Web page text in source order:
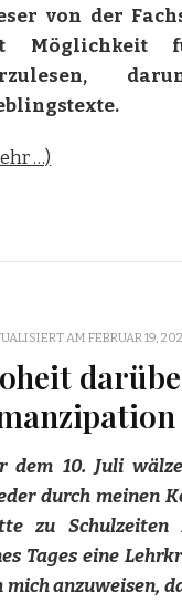
von der
Möglichkeit
…)
AMFEBRUAR 19,
dem 10. Juli
durch meinen
zu Schulzeiten
Tages eine
mich anzuweisen,